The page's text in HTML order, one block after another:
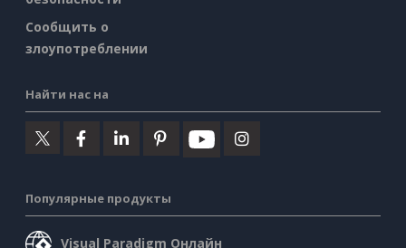
Сообщить о
злоупотреблении
Найти нас на
Популярные продукты
Visual Paradigm Онлайн